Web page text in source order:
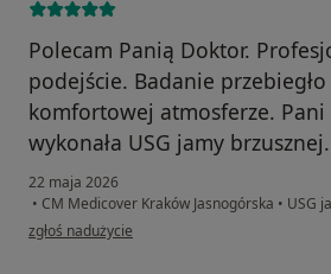
Polecam Panią Doktor.
podejście. Badanie
komfortowej atmosferze.
wykonała USG jamy brzusznej.
22 maja 2026
• CM Medicover Kraków Jasnogórska • USG
w opinii użytkownika Krzysztof
zgłoś nadużycie